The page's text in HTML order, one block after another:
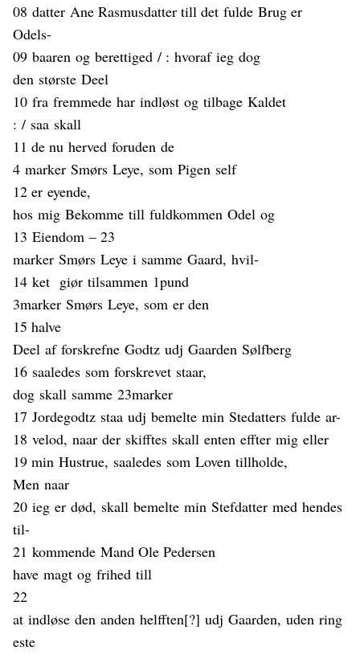
08 datter Ane Rasmusdatter till det fulde Brug er
Odels-
09 baaren og berettiged / : hvoraf ieg dog
den største Deel
10 fra fremmede har indløst og tilbage Kaldet
: / saa skall
11 de nu herved foruden de
4 marker Smørs Leye, som Pigen self
12 er eyende,
hos mig Bekomme till fuldkommen Odel og
13 Eiendom – 23
marker Smørs Leye i samme Gaard, hvil-
14 ket giør tilsammen 1pund
3marker Smørs Leye, som er den
15 halve
Deel af forskrefne Godtz udj Gaarden Sølfberg
16 saaledes som forskrevet staar,
dog skall samme 23marker
17 Jordegodtz staa udj bemelte min Stedatters fulde ar-
18 velod, naar der skifftes skall enten effter mig eller
19 min Hustrue, saaledes som Loven tillholde,
Men naar
20 ieg er død, skall bemelte min Stefdatter med hendes
til-
21 kommende Mand Ole Pedersen
have magt og frihed till
22
at indløse den anden helfften[?] udj Gaarden, uden ring
este